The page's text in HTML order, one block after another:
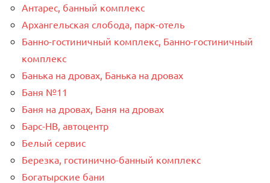
Антарес, банный комплекс
Архангельская слобода, парк-отель
Банно-гостиничный комплекс, Банно-гостиничный
комплекс
Банька на дровах, Банька на дровах
Баня №11
Баня на дровах, Баня на дровах
Барс-НВ, автоцентр
Белый сервис
Березка, гостинично-банный комплекс
Богатырские бани